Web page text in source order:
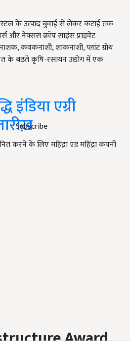
Subscribe
के उत्पाद बुवाई से लेकर कटाई तक
और नेक्सस क्रॉप साइंस प्राइवेट
कवकनाशी, शाकनाशी, प्लांट ग्रोथ
के बढ़ते कृषि-रसायन उद्योग में एक
इंडिया एग्री
करने के लिए महिंद्रा एंड महिंद्रा कंपनी
Award